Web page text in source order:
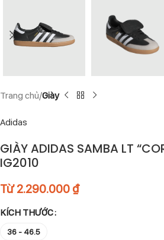
Trang chủ Giày
Adidas
GIÀY ADIDAS SAMBA LT
IG2010
Từ2.290.000 ₫
KÍCH THƯỚC
36 - 46.5